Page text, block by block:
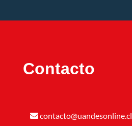
Contacto
contacto@uandesonline.cl